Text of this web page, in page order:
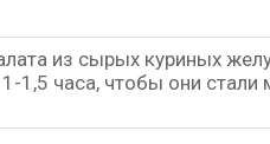
из сырых куриных
1,5 часа, чтобы они стали